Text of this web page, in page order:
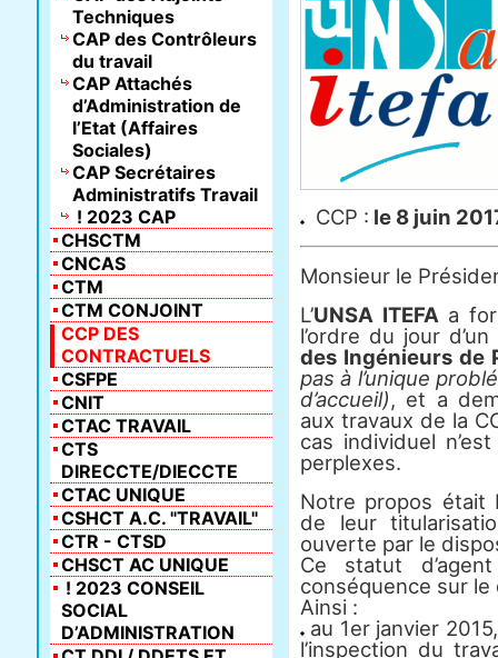
CCP : le 8 juin
Monsieur le
L’UNSA ITEFA a
l’ordre du jour
des Ingénieurs de
pas à l’unique
d’accueil), et a
aux travaux de la
cas individuel
perplexes.
Notre propos était
de leur
ouverte par le
Ce statut
conséquence sur le
Ainsi :
au 1er janvier
l’inspection du
Techniques
CAP des Contrôleurs
du travail
CAP Attachés
d’Administration de
l’Etat (Affaires
Sociales)
CAP Secrétaires
Administratifs Travail
! 2023 CAP
CHSCTM
CNCAS
CTM
CTM CONJOINT
CCP DES
CONTRACTUELS
CSFPE
CNIT
CTAC TRAVAIL
CTS
DIRECCTE/DIECCTE
CTAC UNIQUE
CSHCT A.C. "TRAVAIL"
CTR - CTSD
CHSCT AC UNIQUE
! 2023 CONSEIL
SOCIAL
D’ADMINISTRATION